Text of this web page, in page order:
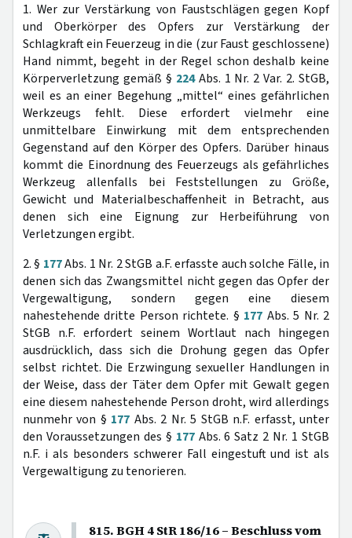
1. Wer zur Verstärkung von Faustschlägen gegen Kopf
und Oberkörper des Opfers zur Verstärkung der
Schlagkraft ein Feuerzeug in die (zur Faust geschlossene)
Hand nimmt, begeht in der Regel schon deshalb keine
Körperverletzung gemäß § 224Abs. 1 Nr. 2 Var. 2. StGB,
weil es an einer Begehung „mittel“ eines gefährlichen
Werkzeugs fehlt. Diese erfordert vielmehr eine
unmittelbare Einwirkung mit dem entsprechenden
Gegenstand auf den Körper des Opfers. Darüber hinaus
kommt die Einordnung des Feuerzeugs als gefährliches
Werkzeug allenfalls bei Feststellungen zu Größe,
Gewicht und Materialbeschaffenheit in Betracht, aus
denen sich eine Eignung zur Herbeiführung von
Verletzungen ergibt.
2. § 177Abs. 1 Nr. 2 StGB a.F. erfasste auch solche Fälle, in
denen sich das Zwangsmittel nicht gegen das Opfer der
Vergewaltigung, sondern gegen eine diesem
nahestehende dritte Person richtete. § 177 Abs. 5 Nr. 2
StGB n.F. erfordert seinem Wortlaut nach hingegen
ausdrücklich, dass sich die Drohung gegen das Opfer
selbst richtet. Die Erzwingung sexueller Handlungen in
der Weise, dass der Täter dem Opfer mit Gewalt gegen
eine diesem nahestehende Person droht, wird allerdings
nunmehr von § 177 Abs. 2 Nr. 5 StGB n.F. erfasst, unter
den Voraussetzungen des § 177Abs. 6 Satz 2 Nr. 1 StGB
n.F. i als besonders schwerer Fall eingestuft und ist als
Vergewaltigung zu tenorieren.
815. BGH 4 StR 186/16 – Beschluss vom